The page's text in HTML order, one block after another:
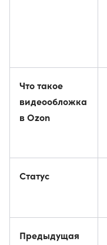
Что такое
видеообложка
в Ozon
Статус
Предыдущая